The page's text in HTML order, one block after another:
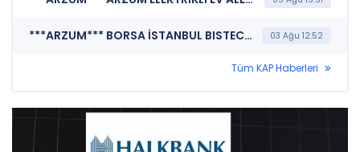
***ARZUM*** BORSA İSTANBUL BISTECH DEVRE KESİCİ UYGULAMASI (Pay Bazında Devre Kesici Bildirimi) 03 Ağu 12:52
Tüm KAP Haberleri